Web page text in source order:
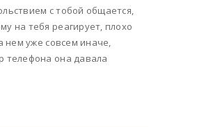
с тобой общается,
на тебя реагирует, плохо
нем уже совсем иначе,
телефона она давала